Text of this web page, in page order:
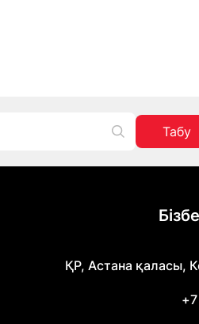
Табу
ҚР, Астана қаласы,